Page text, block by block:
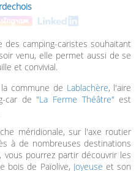
camping-caristes souhaitant
venu, elle permet aussi de se
et convivial.
commune de Lablachère, l'aire
car de "La Ferme Théâtre" est
méridionale, sur l'axe routier
à de nombreuses destinations
pourrez partir découvrir les
bois de Païolive, Joyeuse et son